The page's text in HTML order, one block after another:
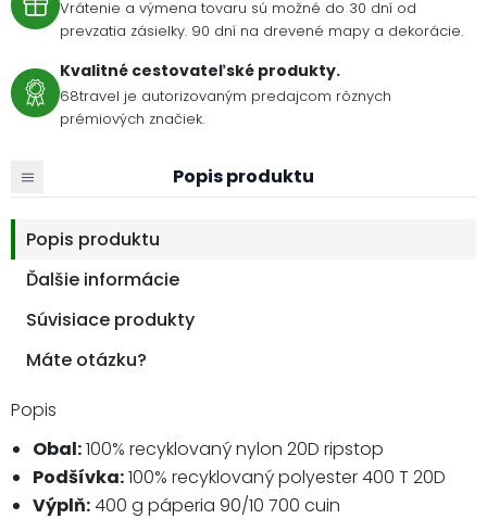
Vrátenie a výmena tovaru sú možné do 30 dní od
prevzatia zásielky. 90 dní na drevené mapy a dekorácie.
Kvalitné cestovateľské produkty.
68travel je autorizovaným predajcom rôznych
prémiových značiek.
Popis produktu
Popis produktu
Ďalšie informácie
Súvisiace produkty
Máte otázku?
Popis
Obal:100% recyklovaný nylon 20D ripstop
Podšívka:100% recyklovaný polyester 400 T 20D
Výplň:400 g páperia 90/10 700 cuin